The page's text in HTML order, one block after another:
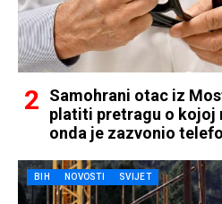
Samohrani otac iz
platiti pretragu o kojoj
onda je zazvonio
BIH NOVOSTI SVIJET